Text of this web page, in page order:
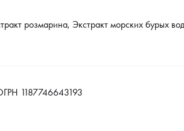
розмарина, Экстракт морских бурых
1187746643193